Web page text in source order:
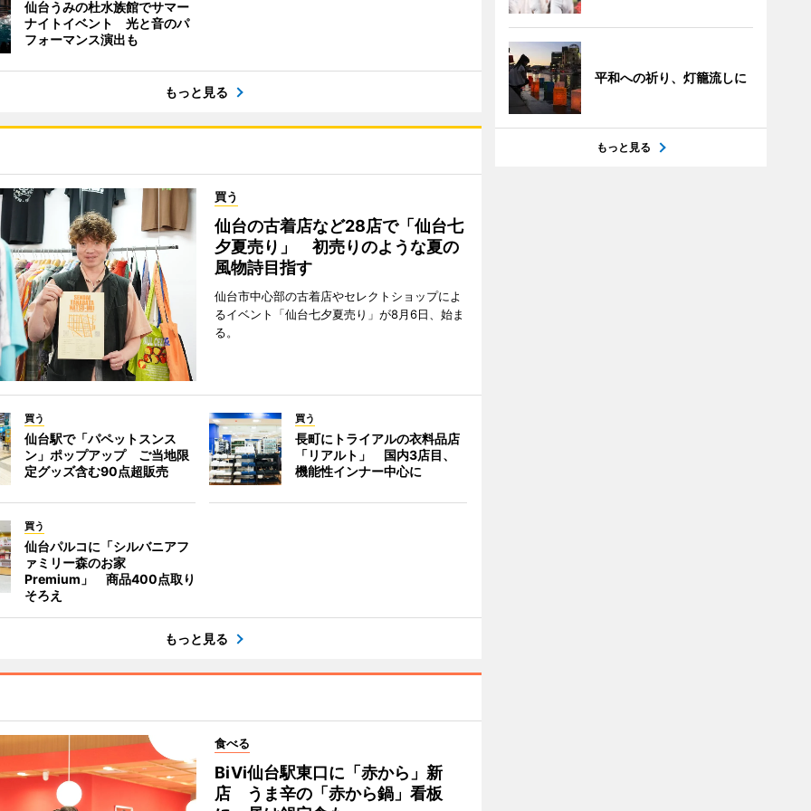
仙台うみの杜水族館でサマー
ナイトイベント 光と音のパ
フォーマンス演出も
もっと見る
買う
仙台の古着店など28店で「仙台七
夕夏売り」 初売りのような夏の
風物詩目指す
仙台市中心部の古着店やセレクトショップによ
るイベント「仙台七夕夏売り」が8月6日、始ま
る。
買う
仙台駅で「パペットスンス
ン」ポップアップ ご当地限
定グッズ含む90点超販売
買う
長町にトライアルの衣料品店
「リアルト」 国内3店目、
機能性インナー中心に
買う
仙台パルコに「シルバニアフ
ァミリー森のお家
Premium」 商品400点取り
そろえ
もっと見る
食べる
BiVi仙台駅東口に「赤から」新
店 うま辛の「赤から鍋」看板
平和への祈り、灯籠流しに
もっと見る